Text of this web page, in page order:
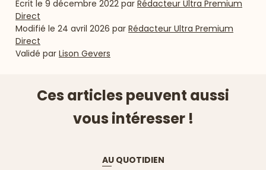
Écrit le 9 décembre 2022 par Rédacteur Ultra Premium
Direct
Modifié le 24 avril 2026 par Rédacteur Ultra Premium
Direct
Validé par Lison Gevers
Ces articles peuvent aussi
vous intéresser !
AU QUOTIDIEN